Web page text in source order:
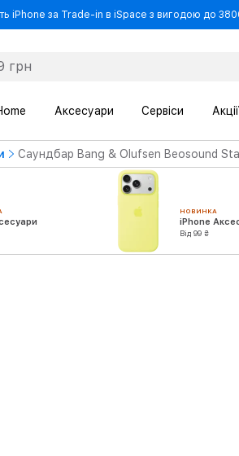
iPhone за Trade-in в iSpace з вигодою до
Аксесуари Сервіси Акції
Саундбар Bang & Olufsen Beosound
НОВИНКА
iPhone
Від 99 ₴